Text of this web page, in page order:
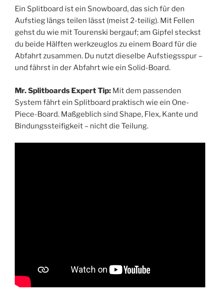
Ein Splitboard ist ein Snowboard, das sich für den
Aufstieg längs teilen lässt (meist 2-teilig). Mit Fellen
gehst du wie mit Tourenski bergauf; am Gipfel steckst
du beide Hälften werkzeuglos zu einem Board für die
Abfahrt zusammen. Du nutzt dieselbe Aufstiegsspur –
und fährst in der Abfahrt wie ein Solid-Board.
Mr. Splitboards Expert Tip: Mit dem passenden
System fährt ein Splitboard praktisch wie ein One-
Piece-Board. Maßgeblich sind Shape, Flex, Kante und
Bindungssteifigkeit – nicht die Teilung.